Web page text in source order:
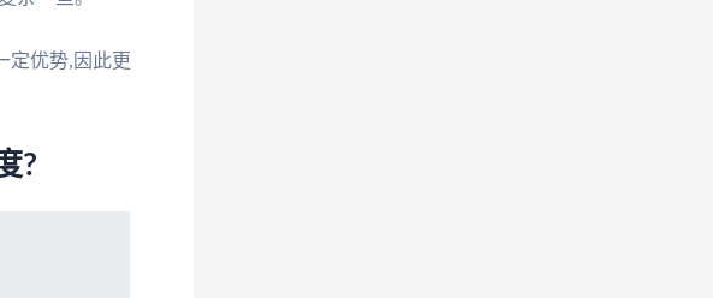
定优势,因此更
?